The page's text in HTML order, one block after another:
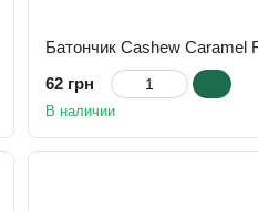
Батончик Cashew Caramel
62 грн
В наличии